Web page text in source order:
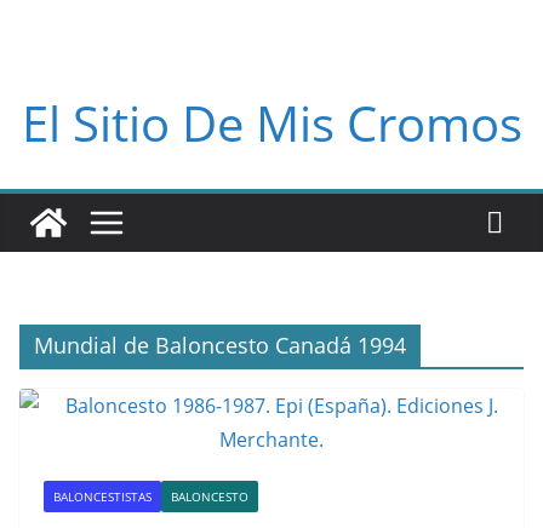
El Sitio De Mis Cromos
Mundial de Baloncesto Canadá 1994
BALONCESTISTAS BALONCESTO